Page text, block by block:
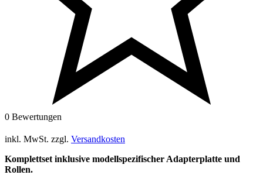
0 Bewertungen
inkl. MwSt. zzgl. Versandkosten
Komplettset inklusive modellspezifischer Adapterplatte und
Rollen.